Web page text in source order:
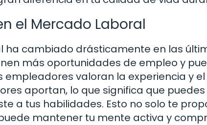
el Mercado Laboral
ha cambiado drásticamente en las
más oportunidades de empleo y
empleadores valoran la experiencia y
aportan, lo que significa que
a tus habilidades. Esto no solo te
mantener tu mente activa y